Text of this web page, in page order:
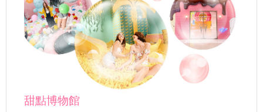
甜點博物館